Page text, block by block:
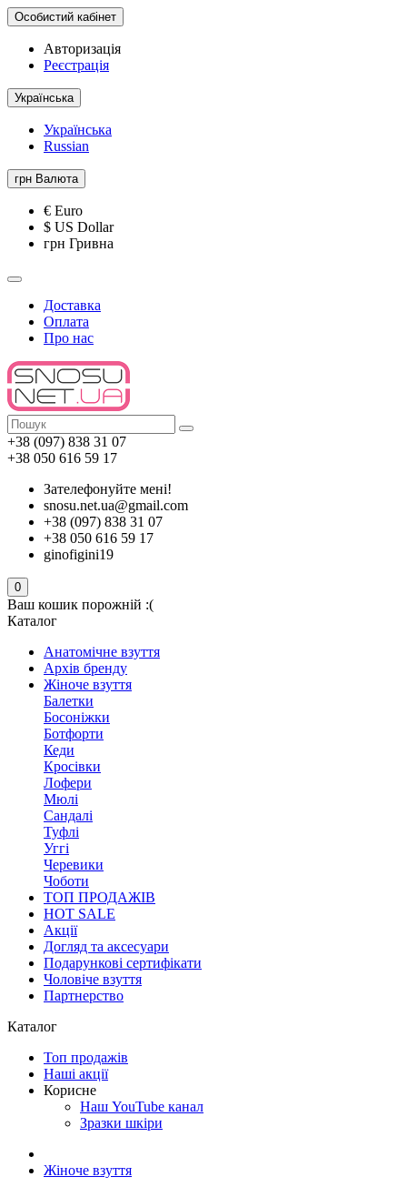
Особистий кабінет
Авторизація
Реєстрація
Українська
Українська
Russian
грн Валюта
€ Euro
$ US Dollar
грн Гривна
Доставка
Оплата
Про нас
+38 (097) 838 31 07
+38 050 616 59 17
Зателефонуйте мені!
snosu.net.ua@gmail.com
+38 (097) 838 31 07
+38 050 616 59 17
ginofigini19
0
Ваш кошик порожній :(
Каталог
Анатомічне взуття
Архів бренду
Жіноче взуття
Балетки
Босоніжки
Ботфорти
Кеди
Кросівки
Лофери
Мюлі
Сандалі
Туфлі
Уггі
Черевики
Чоботи
ТОП ПРОДАЖІВ
HOT SALE
Акції
Догляд та аксесуари
Подарункові сертифікати
Чоловіче взуття
Партнерство
Каталог
Топ продажів
Наші акції
Корисне
Наш YouTube канал
Зразки шкіри
Жіноче взуття